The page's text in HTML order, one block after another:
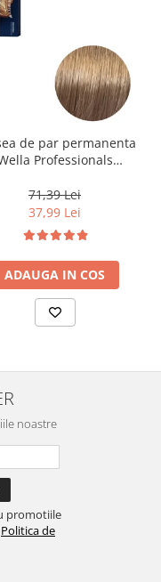
de par permanenta
Professionals
Deschis Natural, 60
ml
71,39 Lei
37,99 Lei
ADAUGA IN COS
noastre
promotiile
Politica de